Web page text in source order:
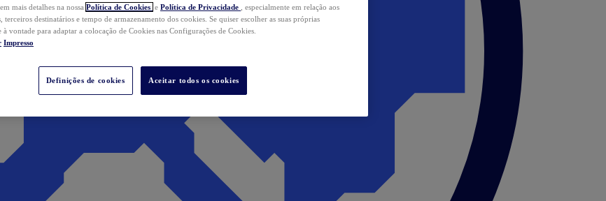
mais detalhes na nossa Política de Cookies e Política de Privacidade
, especialmente em relação aos
terceiros destinatários e tempo de armazenamento dos cookies. Se quiser escolher as suas próprias
à vontade para adaptar a colocação de Cookies nas Configurações de Cookies.
Impresso
Definições de cookies Aceitar todos os cookies